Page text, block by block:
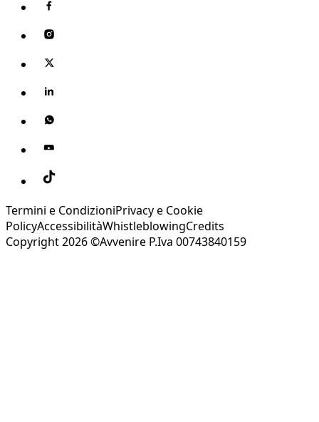
Termini e CondizioniPrivacy e Cookie
PolicyAccessibilitàWhistleblowingCredits
Copyright 2026 ©Avvenire P.Iva 00743840159